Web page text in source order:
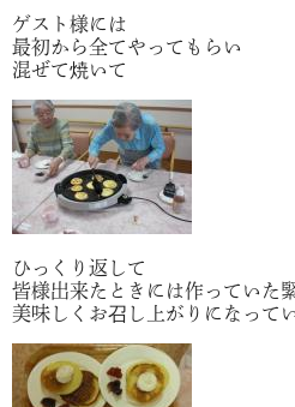
ゲスト様には
最初から全てやってもらい
混ぜて焼いて
ひっくり返して
皆様出来たときには作っていた
美味しくお召し上がりになって